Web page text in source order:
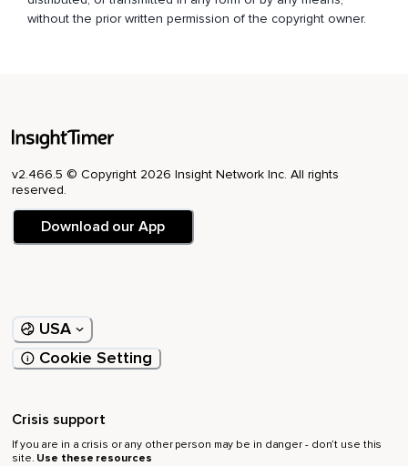
without the prior written permission of the copyright owner.
v2.466.5 © Copyright 2026 Insight Network Inc. All rights
reserved.
Download our App
USA
Cookie Setting
Crisis support
If you are in a crisis or any other person may be in danger - don’t use this
site. Use these resources